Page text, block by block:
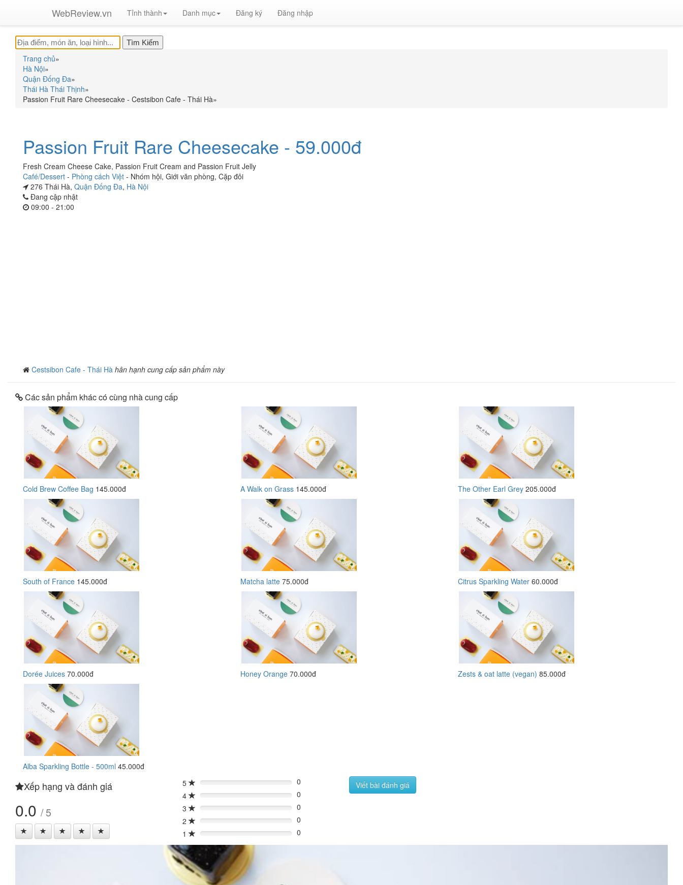
WebReview.vn Tỉnh thành Danh mục Đăng ký Đăng nhập
Trang chủ»
Hà Nội»
Quận Đống Đa»
Thái Hà Thái Thịnh»
Passion Fruit Rare Cheesecake - Cestsibon Cafe - Thái Hà»
Passion Fruit Rare Cheesecake - 59.000đ
Fresh Cream Cheese Cake, Passion Fruit Cream and Passion Fruit Jelly
Café/Dessert - Phòng cách Việt - Nhóm hội, Giới văn phòng, Cặp đôi
276 Thái Hà, Quận Đống Đa, Hà Nội
Đang cập nhật
09:00 - 21:00
Cestsibon Cafe - Thái Hà hân hạnh cung cấp sản phẩm này
Các sản phẩm khác có cùng nhà cung cấp
Cold Brew Coffee Bag 145.000đ A Walk on Grass 145.000đ The Other Earl Grey 205.000đ
South of France 145.000đ Matcha latte 75.000đ Citrus Sparkling Water 60.000đ
Dorée Juices 70.000đ Honey Orange 70.000đ Zests & oat latte (vegan) 85.000đ
Alba Sparkling Bottle - 500ml 45.000đ
Xếp hạng và đánh giá
0.0 / 5
5 0%
0
4
0%
0
3
0%
0
2
0%
0
1
0% 0
Viết bài đánh giá